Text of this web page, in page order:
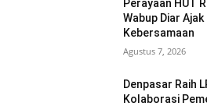
Perayaan HUT
Wabup Diar
Kebersamaan
Agustus 7, 2026
Denpasar Raih
Kolaborasi